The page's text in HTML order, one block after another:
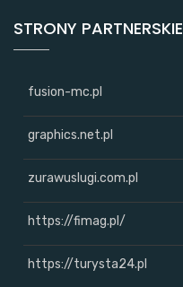
STRONY PARTNERSKIE
fusion-mc.pl
graphics.net.pl
zurawuslugi.com.pl
https://fimag.pl/
https://turysta24.pl